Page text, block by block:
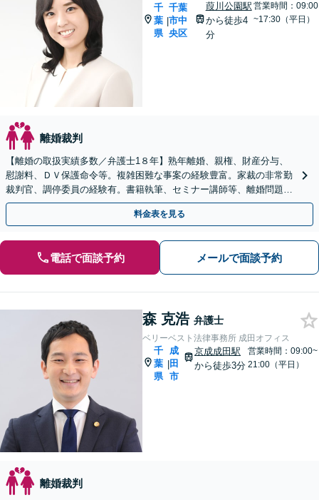
千
葉
県
|
千葉
市中
央区
葭川公園駅
から徒歩4
分
営業時間：09:00
~17:30（平日）
離婚裁判
【離婚の取扱実績多数／弁護士1８年】熟年離婚、親権、財産分与、
慰謝料、ＤＶ保護命令等。複雑困難な事案の経験豊富。家裁の非常勤
裁判官、調停委員の経験有。書籍執筆、セミナー講師等、離婚問題に
強い弁護士。◉オンライン相談可◉ 【千葉駅徒歩13分】
料金表を見る
電話で面談予約 メールで面談予約
森 克浩 弁護士
ベリーベスト法律事務所 成田オフィス
千
葉
県
|
成
田
市
京成成田駅
から徒歩3分
営業時間：09:00~
21:00（平日）
離婚裁判